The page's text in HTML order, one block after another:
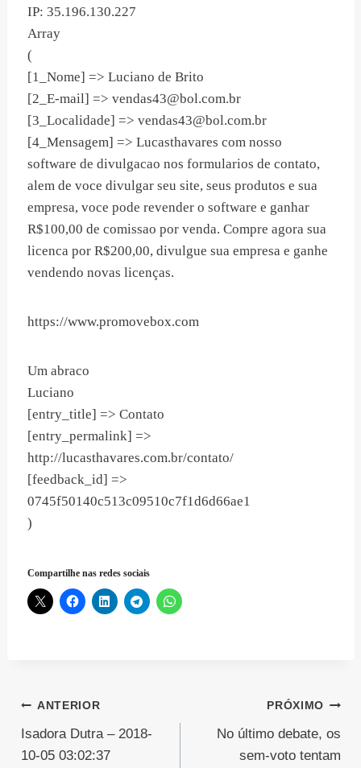
IP: 35.196.130.227
Array
(
[1_Nome] => Luciano de Brito
[2_E-mail] => vendas43@bol.com.br
[3_Localidade] => vendas43@bol.com.br
[4_Mensagem] => Lucasthavares com nosso
software de divulgacao nos formularios de contato,
alem de voce divulgar seu site, seus produtos e sua
empresa, voce pode revender o software e ganhar
R$100,00 de comissao por venda. Compre agora sua
licenca por R$200,00, divulgue sua empresa e ganhe
vendendo novas licenças.
https://www.promovebox.com
Um abraco
Luciano
[entry_title] => Contato
[entry_permalink] =>
http://lucasthavares.com.br/contato/
[feedback_id] =>
0745f50140c513c09510c7f1d6d66ae1
)
Compartilhe nas redes sociais
Navegação
de
ANTERIOR
Isadora Dutra – 2018-
10-05 03:02:37
PRÓXIMO
No último debate, os
sem-voto tentam